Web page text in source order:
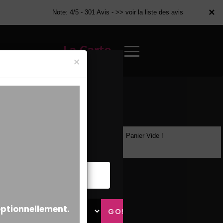
×
Note: 4/5 - 301 Avis - >> voir la liste des avis
La Carte
×
Panier Vide !
×